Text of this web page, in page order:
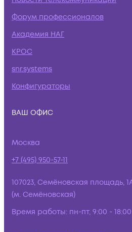
Форум профессионалов
Академия НАГ
КРОС
snr.systems
Конфигураторы
ВАШ ОФИС
Москва
+7 (495) 950-57-11
107023, Семёновская площадь,
(м. Семёновская)
Время работы: пн-пт, 9:00 - 18:00